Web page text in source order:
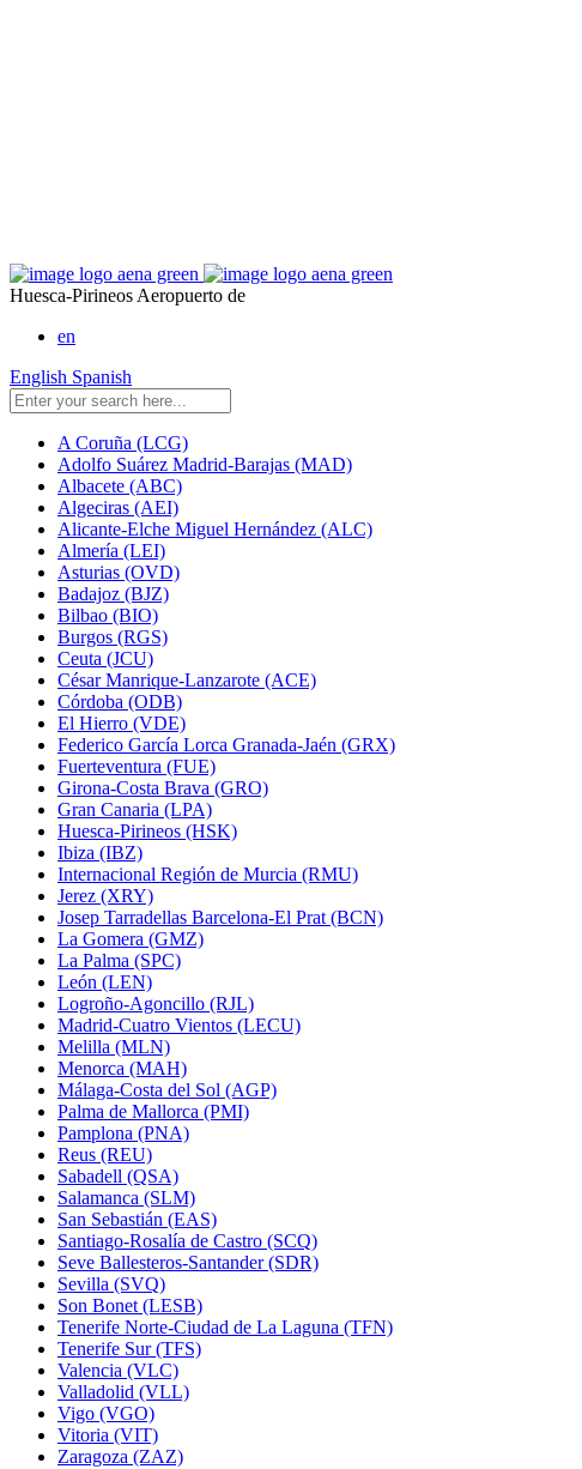
Huesca-Pirineos Aeropuerto de
en
English Spanish
A Coruña (LCG)
Adolfo Suárez Madrid-Barajas (MAD)
Albacete (ABC)
Algeciras (AEI)
Alicante-Elche Miguel Hernández (ALC)
Almería (LEI)
Asturias (OVD)
Badajoz (BJZ)
Bilbao (BIO)
Burgos (RGS)
Ceuta (JCU)
César Manrique-Lanzarote (ACE)
Córdoba (ODB)
El Hierro (VDE)
Federico García Lorca Granada-Jaén (GRX)
Fuerteventura (FUE)
Girona-Costa Brava (GRO)
Gran Canaria (LPA)
Huesca-Pirineos (HSK)
Ibiza (IBZ)
Internacional Región de Murcia (RMU)
Jerez (XRY)
Josep Tarradellas Barcelona-El Prat (BCN)
La Gomera (GMZ)
La Palma (SPC)
León (LEN)
Logroño-Agoncillo (RJL)
Madrid-Cuatro Vientos (LECU)
Melilla (MLN)
Menorca (MAH)
Málaga-Costa del Sol (AGP)
Palma de Mallorca (PMI)
Pamplona (PNA)
Reus (REU)
Sabadell (QSA)
Salamanca (SLM)
San Sebastián (EAS)
Santiago-Rosalía de Castro (SCQ)
Seve Ballesteros-Santander (SDR)
Sevilla (SVQ)
Son Bonet (LESB)
Tenerife Norte-Ciudad de La Laguna (TFN)
Tenerife Sur (TFS)
Valencia (VLC)
Valladolid (VLL)
Vigo (VGO)
Vitoria (VIT)
Zaragoza (ZAZ)